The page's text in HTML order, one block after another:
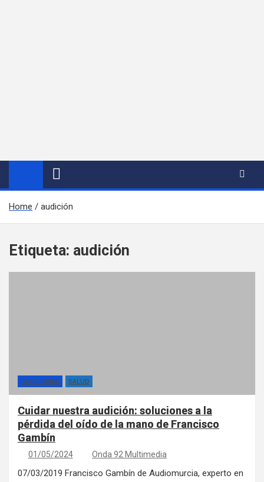
Home audición
Etiqueta: audición
CATEGORÍAS SALUD
Cuidar nuestra audición: soluciones a la
pérdida del oído de la mano de Francisco
Gambín
01/05/2024 Onda 92 Multimedia
07/03/2019 Francisco Gambín de Audiomurcia, experto en